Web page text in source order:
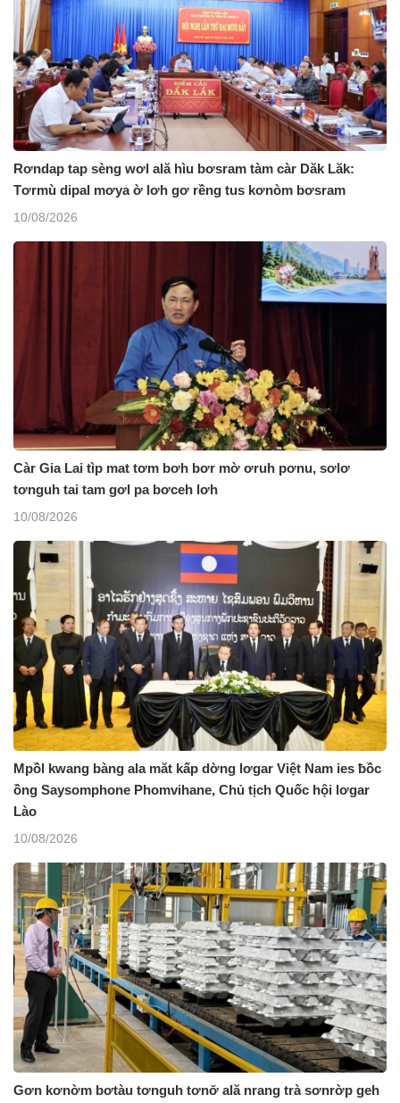
Rơndap tap sèng wơl ală hìu bơsram tàm càr Dăk Lăk:
Tơrmù dipal mơya ờ lơh gơ rềng tus kơnòm bơsram
10/08/2026
Càr Gia Lai tìp mat tơm bơh bơr mờ ơruh pơnu, sơlơ
tơnguh tai tam gơl pa bơceh lơh
10/08/2026
Mpồl kwang bàng ala măt kấp dờng lơgar Việt Nam ies ƀồc
ồng Saysomphone Phomvihane, Chủ tịch Quốc hội lơgar
Lào
10/08/2026
Gơn kơnờm bơtàu tơnguh tơnơ̆ ală nrang trà sơnrờp geh